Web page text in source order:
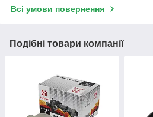
Всі умови повернення
Подібні товари компанії